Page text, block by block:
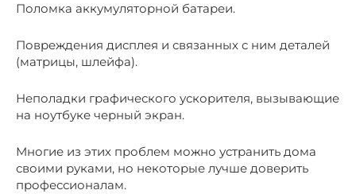
Поломка аккумуляторной батареи.
Повреждения дисплея и связанных с ним деталей
(матрицы, шлейфа).
Неполадки графического ускорителя, вызывающие
на ноутбуке черный экран.
Многие из этих проблем можно устранить дома
своими руками, но некоторые лучше доверить
профессионалам.